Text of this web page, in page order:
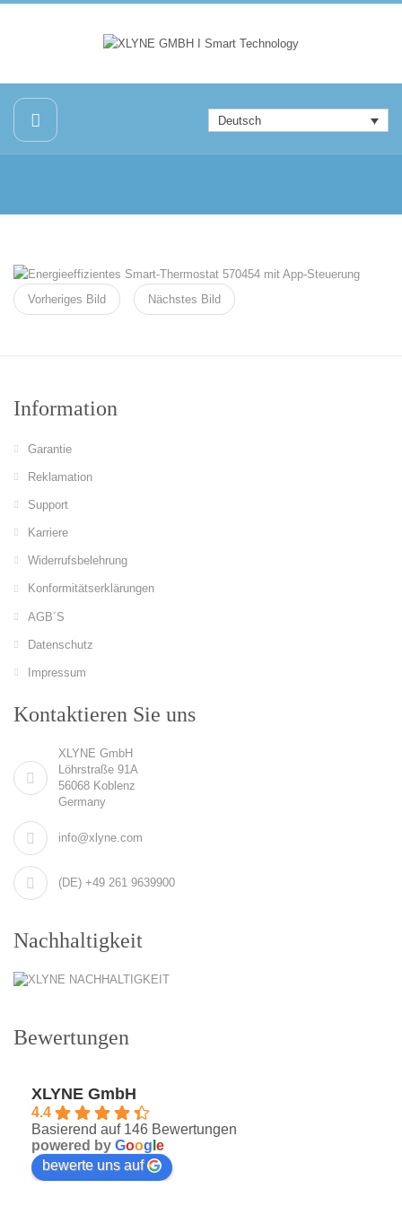
Deutsch
Vorheriges Bild Nächstes Bild
Information
Garantie
Reklamation
Support
Karriere
Widerrufsbelehrung
Konformitätserklärungen
AGB´S
Datenschutz
Impressum
Kontaktieren Sie uns
XLYNE GmbH
Löhrstraße 91A
56068 Koblenz
Germany
info@xlyne.com
(DE) +49 261 9639900
Nachhaltigkeit
Bewertungen
XLYNE GmbH
4.4
Basierend auf 146 Bewertungen
powered by Goog e
bewerte uns auf